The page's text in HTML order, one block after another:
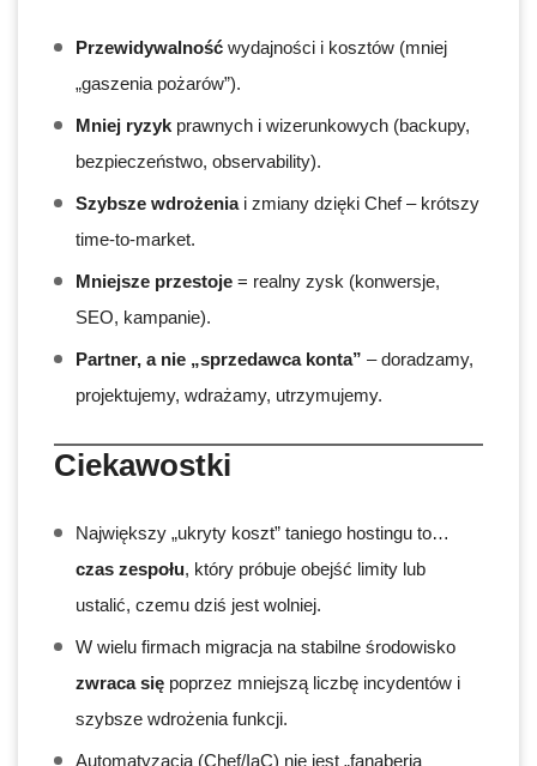
Przewidywalność wydajności i kosztów (mniej
„gaszenia pożarów”).
Mniej ryzyk prawnych i wizerunkowych (backupy,
bezpieczeństwo, observability).
Szybsze wdrożeniai zmiany dzięki Chef – krótszy
time-to-market.
Mniejsze przestoje = realny zysk (konwersje,
SEO, kampanie).
Partner, a nie „sprzedawca konta” – doradzamy,
projektujemy, wdrażamy, utrzymujemy.
Ciekawostki
Największy „ukryty koszt” taniego hostingu to…
czas zespołu, który próbuje obejść limity lub
ustalić, czemu dziś jest wolniej.
W wielu firmach migracja na stabilne środowisko
zwraca się poprzez mniejszą liczbę incydentów i
szybsze wdrożenia funkcji.
Automatyzacja (Chef/IaC) nie jest „fanaberią